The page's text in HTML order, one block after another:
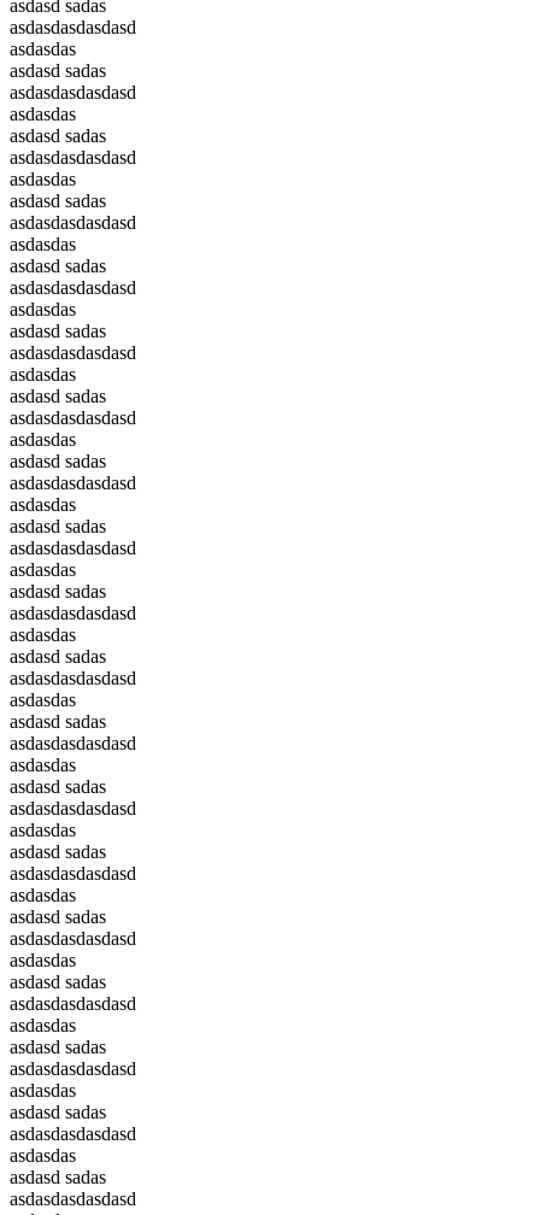
asdasd sadas
asdasdasdasdasd
asdasdas
asdasd sadas
asdasdasdasdasd
asdasdas
asdasd sadas
asdasdasdasdasd
asdasdas
asdasd sadas
asdasdasdasdasd
asdasdas
asdasd sadas
asdasdasdasdasd
asdasdas
asdasd sadas
asdasdasdasdasd
asdasdas
asdasd sadas
asdasdasdasdasd
asdasdas
asdasd sadas
asdasdasdasdasd
asdasdas
asdasd sadas
asdasdasdasdasd
asdasdas
asdasd sadas
asdasdasdasdasd
asdasdas
asdasd sadas
asdasdasdasdasd
asdasdas
asdasd sadas
asdasdasdasdasd
asdasdas
asdasd sadas
asdasdasdasdasd
asdasdas
asdasd sadas
asdasdasdasdasd
asdasdas
asdasd sadas
asdasdasdasdasd
asdasdas
asdasd sadas
asdasdasdasdasd
asdasdas
asdasd sadas
asdasdasdasdasd
asdasdas
asdasd sadas
asdasdasdasdasd
asdasdas
asdasd sadas
asdasdasdasdasd